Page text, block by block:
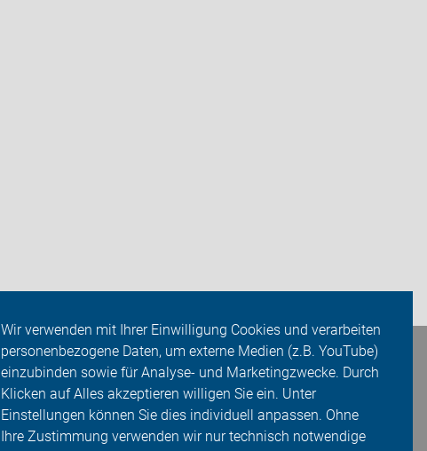
Wir verwenden mit Ihrer Einwilligung Cookies und verarbeiten
personenbezogene Daten, um externe Medien (z.B. YouTube)
einzubinden sowie für Analyse- und Marketingzwecke. Durch
Klicken auf Alles akzeptieren willigen Sie ein. Unter
Einstellungen können Sie dies individuell anpassen. Ohne
Ihre Zustimmung verwenden wir nur technisch notwendige